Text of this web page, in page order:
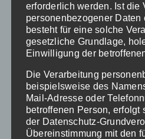
Über den Autor:
erforderlich werden. Ist die
personenbezogener Daten
besteht für eine solche
gesetzliche Grundlage,
Einwilligung der
Die Verarbeitung
beispielsweise des
Mail-Adresse oder
betroffenen Person, erfolgt
der Datenschutz-
Übereinstimmung mit den